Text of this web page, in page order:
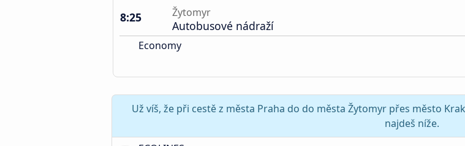
8:25
Žytomyr
Autobusové nádraží
Economy
Už víš, že při cestě z města Praha do do města Žytomyr přes město
najdeš níže.